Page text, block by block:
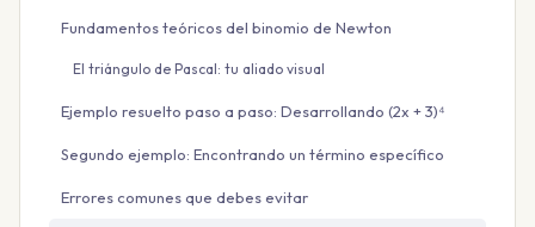
Fundamentos teóricos del binomio de Newton
El triángulo de Pascal: tu aliado visual
Ejemplo resuelto paso a paso: Desarrollando (2x + 3)⁴
Segundo ejemplo: Encontrando un término específico
Errores comunes que debes evitar